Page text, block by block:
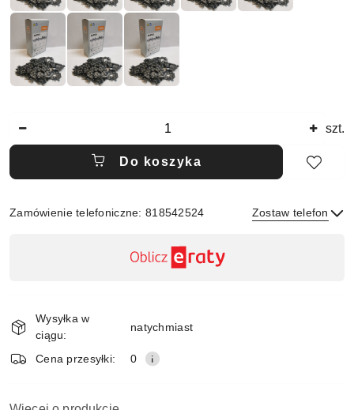
szt.
Do koszyka
Zamówienie telefoniczne: 818542524 Zostaw telefon
dostawa
Wysyłka w
ciągu:
natychmiast
Cena przesyłki: 0